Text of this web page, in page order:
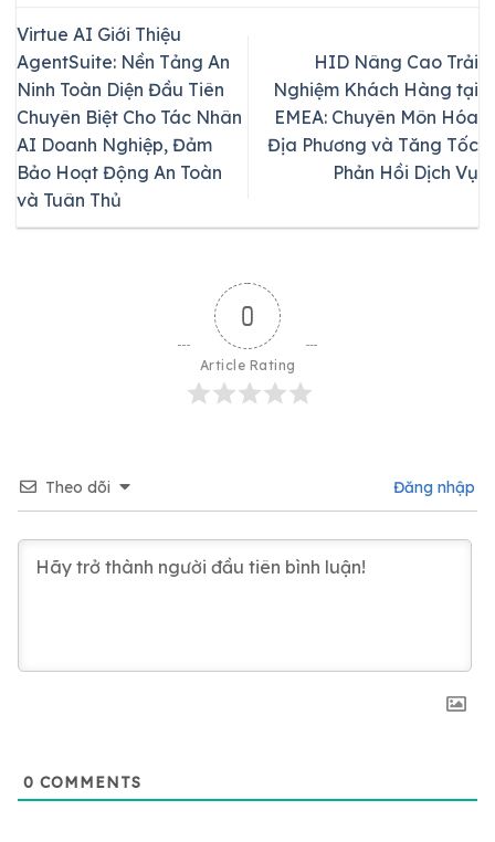
Virtue AI Giới Thiệu
AgentSuite: Nền Tảng An
Ninh Toàn Diện Đầu Tiên
Chuyên Biệt Cho Tác Nhân
AI Doanh Nghiệp, Đảm
Bảo Hoạt Động An Toàn
và Tuân Thủ
HID Nâng Cao Trải
Nghiệm Khách Hàng tại
EMEA: Chuyên Môn Hóa
Địa Phương và Tăng Tốc
Phản Hồi Dịch Vụ
0
Article Rating
Theo dõi Đăng nhập
0 COMMENTS